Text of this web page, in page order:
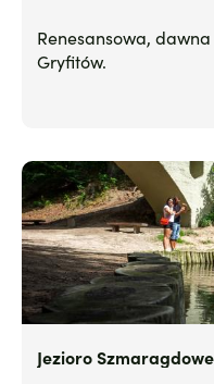
Renesansowa,
Gryfitów.
Jezioro Szmaragdowe